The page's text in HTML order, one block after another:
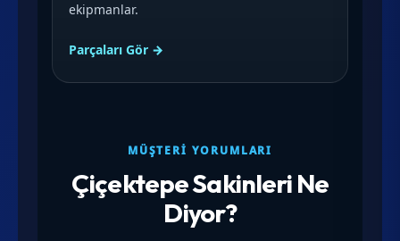
ekipmanlar.
Parçaları Gör →
MÜŞTERI YORUMLARI
Çiçektepe Sakinleri Ne
Diyor?